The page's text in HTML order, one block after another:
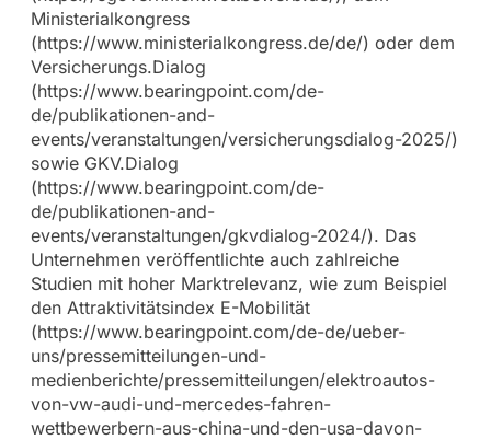
Ministerialkongress
(https://www.ministerialkongress.de/de/) oder dem
Versicherungs.Dialog
(https://www.bearingpoint.com/de-
de/publikationen-and-
events/veranstaltungen/versicherungsdialog-2025/)
sowie GKV.Dialog
(https://www.bearingpoint.com/de-
de/publikationen-and-
events/veranstaltungen/gkvdialog-2024/). Das
Unternehmen veröffentlichte auch zahlreiche
Studien mit hoher Marktrelevanz, wie zum Beispiel
den Attraktivitätsindex E-Mobilität
(https://www.bearingpoint.com/de-de/ueber-
uns/pressemitteilungen-und-
medienberichte/pressemitteilungen/elektroautos-
von-vw-audi-und-mercedes-fahren-
wettbewerbern-aus-china-und-den-usa-davon-